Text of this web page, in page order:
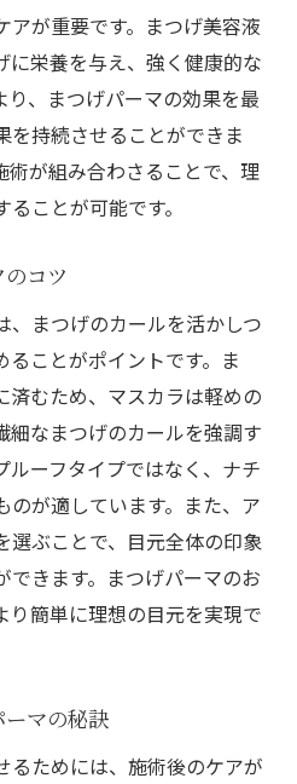
アが重要です。まつげ美容液
に栄養を与え、強く健康的な
、まつげパーマの効果を最
を持続させることができま
術が組み合わさることで、理
ことが可能です。
コツ
、まつげのカールを活かしつ
ことがポイントです。ま
済むため、マスカラは軽めの
細なまつげのカールを強調す
ルーフタイプではなく、ナチ
のが適しています。また、ア
選ぶことで、目元全体の印象
できます。まつげパーマのお
り簡単に理想の目元を実現で
マの秘訣
るためには、施術後のケアが